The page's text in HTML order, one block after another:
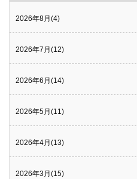
2026年8月(4)
2026年7月(12)
2026年6月(14)
2026年5月(11)
2026年4月(13)
2026年3月(15)